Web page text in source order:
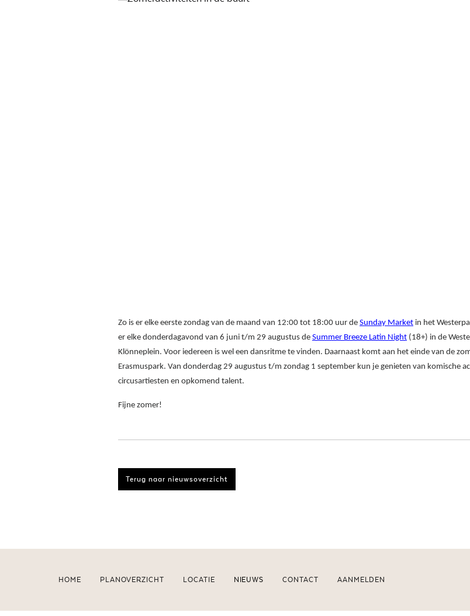
Zo is er elke eerste zondag van de maand van 12:00 tot 18:00 uur de Sunday Market in het
er elke donderdagavond van 6 juni t/m 29 augustus de Summer Breeze Latin Night (18+) in de
Klönneplein. Voor iedereen is wel een dansritme te vinden. Daarnaast komt aan het einde van de
Erasmuspark. Van donderdag 29 augustus t/m zondag 1 september kun je genieten van komische
circusartiesten en opkomend talent.
Fijne zomer!
Terug naar nieuwsoverzicht
HOME PLANOVERZICHT LOCATIE NIEUWS CONTACT AANMELDEN